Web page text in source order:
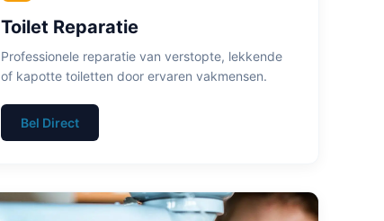
Toilet Reparatie
Professionele reparatie van verstopte, lekkende
of kapotte toiletten door ervaren vakmensen.
Bel Direct